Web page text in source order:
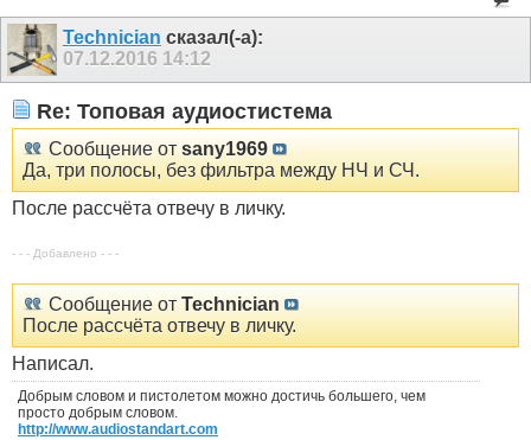
Technician сказал(-а):
07.12.2016 14:12
Re: Топовая аудиостистема
Сообщение от sany1969
Да, три полосы, без фильтра между НЧ и СЧ.
После рассчёта отвечу в личку.
- - - Добавлено - - -
Сообщение от Technician
После рассчёта отвечу в личку.
Написал.
Добрым словом и пистолетом можно достичь большего, чем
просто добрым словом.
http://www.audiostandart.com